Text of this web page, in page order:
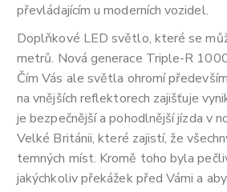
převládajícím u moderních vozidel.
Doplňkové LED světlo, které se
metrů. Nová generace Triple-R
Čím Vás ale světla ohromí
na vnějších reflektorech zajišťuje
je bezpečnější a pohodlnější jízda v
Velké Británii, které zajistí, že
temných míst. Kromě toho byla
jakýchkoliv překážek před Vámi a